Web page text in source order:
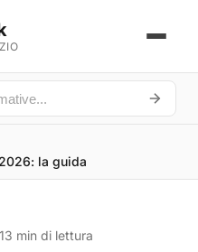
la guida
13 min di lettura